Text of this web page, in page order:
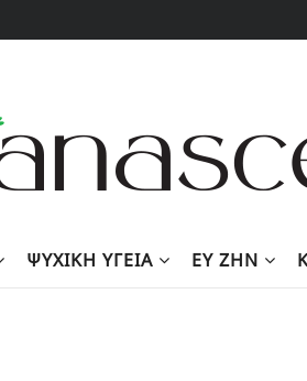
ΨΥΧΙΚΉ ΥΓΕΊΑ ΕΥ ΖΗΝ